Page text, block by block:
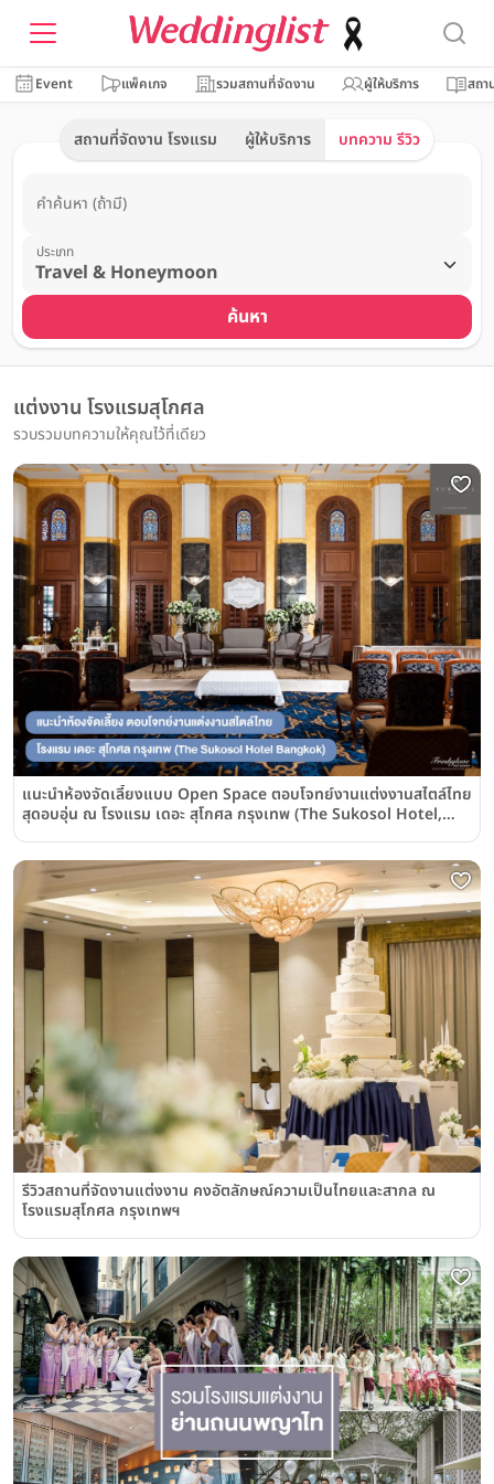
Event แพ็คเกจ รวมสถานที่จัดงาน ผู้ให้บริการ สถา
สถานที่จัดงาน โรงแรม ผู้ให้บริการ บทความ รีวิว
คำค้นหา (ถ้ามี)
ประเภท
ค้นหา
แต่งงาน โรงแรมสุโกศล
รวบรวมบทความให้คุณไว้ที่เดียว
แนะนำห้องจัดเลี้ยงแบบ Open Space ตอบโจทย์งานแต่งงานสไตล์ไทย
สุดอบอุ่น ณ โรงแรม เดอะ สุโกศล กรุงเทพ (The Sukosol Hotel,
รีวิวสถานที่จัดงานแต่งงาน คงอัตลักษณ์ความเป็นไทยและสากล ณ
โรงแรมสุโกศล กรุงเทพฯ